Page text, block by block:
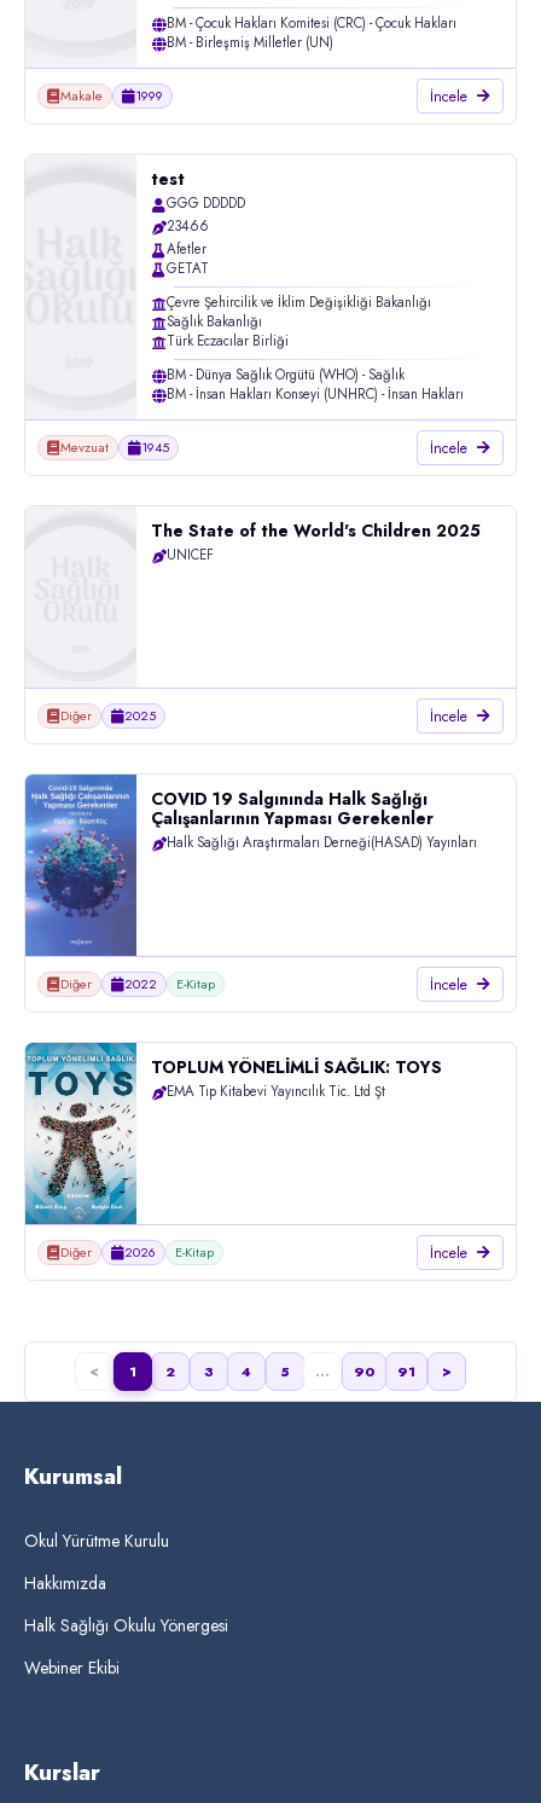
BM - Çocuk Hakları Komitesi (CRC) - Çocuk Hakları
BM - Birleşmiş Milletler (UN)
Makale 1999 İncele
test
GGG DDDDD
23466
Afetler
GETAT
Çevre Şehircilik ve İklim Değişikliği Bakanlığı
Sağlık Bakanlığı
Türk Eczacılar Birliği
BM - Dünya Sağlık Örgütü (WHO) - Sağlık
BM - İnsan Hakları Konseyi (UNHRC) - İnsan Hakları
Mevzuat 1945 İncele
The State of the World's Children 2025
UNICEF
Diğer 2025 İncele
COVID 19 Salgınında Halk Sağlığı
Çalışanlarının Yapması Gerekenler
Halk Sağlığı Araştırmaları Derneği(HASAD) Yayınları
Diğer 2022 E-Kitap İncele
TOPLUM YÖNELİMLİ SAĞLIK: TOYS
EMA Tıp Kitabevi Yayıncılık Tic. Ltd Şt
Diğer 2026 E-Kitap İncele
Kurumsal
Okul Yürütme Kurulu
Hakkımızda
Halk Sağlığı Okulu Yönergesi
Webiner Ekibi
Kurslar